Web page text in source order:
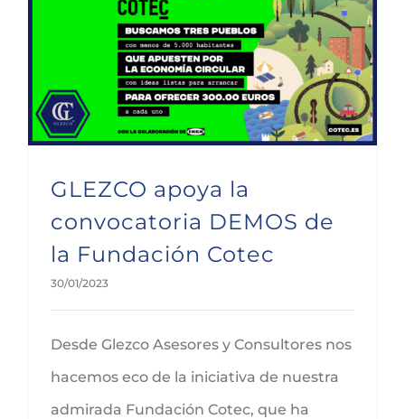
GLEZCO apoya la
convocatoria DEMOS de
la Fundación Cotec
30/01/2023
Desde Glezco Asesores y Consultores nos
hacemos eco de la iniciativa de nuestra
admirada Fundación Cotec, que ha